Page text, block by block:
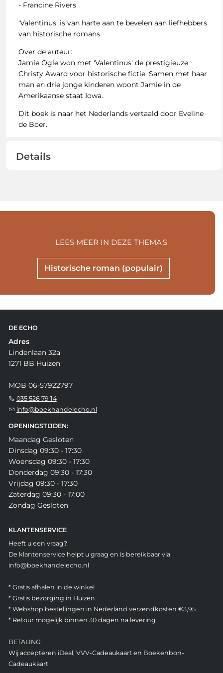
- Francine Rivers
'Valentinus' is van harte aan te bevelen aan liefhebbers
van historische romans.
Over de auteur:
Jamie Ogle won met 'Valentinus' de prestigieuze
Christy Award voor historische fictie. Samen met haar
man en drie jonge kinderen woont Jamie in de
Amerikaanse staat Iowa.
Dit boek is naar het Nederlands vertaald door Eveline
de Boer.
Details
Historische roman (populair)
LEES MEER IN DEZE THEMA'S
DE ECHO
Adres
Lindenlaan 32a
1271 BB Huizen
MOB 06-57922797
035 526 79 14
info@boekhandelecho.nl
OPENINGSTIJDEN:
Maandag Gesloten
Dinsdag 09:30 - 17:30
Woensdag 09:30 - 17:30
Donderdag 09:30 - 17:30
Vrijdag 09:30 - 17:30
Zaterdag 09:30 - 17:00
Zondag Gesloten
KLANTENSERVICE
Heeft u een vraag?
De klantenservice helpt u graag en is bereikbaar via
info@boekhandelecho.nl
* Gratis afhalen in de winkel
* Gratis bezorging in Huizen
* Webshop bestellingen in Nederland verzendkosten €3,95
* Retour mogelijk binnen 30 dagen na levering
BETALING
Wij accepteren iDeal, VVV-Cadeaukaart en Boekenbon-
Cadeaukaart